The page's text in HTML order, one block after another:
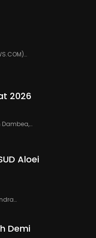
2026
Dambea,…
Aloei
Demi